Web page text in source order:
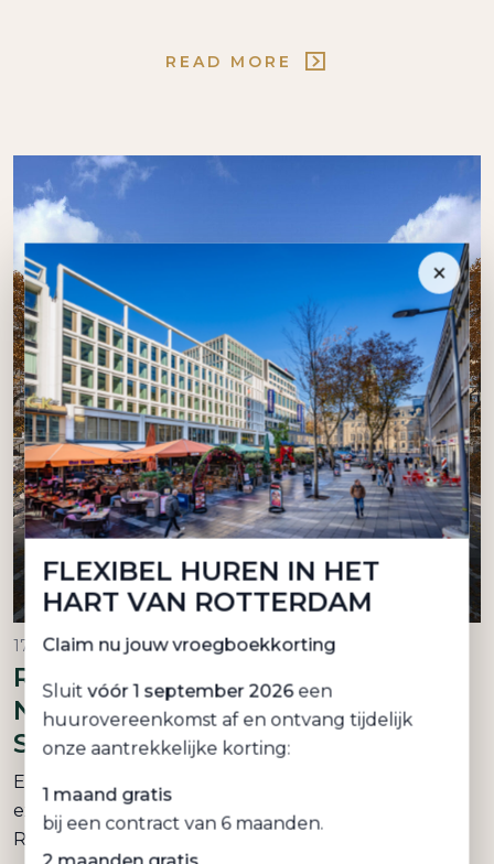
READ MORE
17 January 2025
RENOVATION OF THE
NORTH SIDE OF
STADHUISPLEIN STARTS
Earlier this week, we started the renovation and
expansion of our building on Stadhuisplein in
Rotterdam. A milestone that has...
×
FLEXIBEL HUREN IN HET
HART VAN ROTTERDAM
Claim nu jouw vroegboekkorting
Sluitvóór 1 september 2026een
huurovereenkomst af en ontvang tijdelijk
onze aantrekkelijke korting:
1 maand gratis
bij een contract van 6 maanden.